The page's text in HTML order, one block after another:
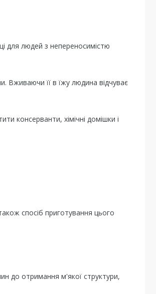
для людей з непереносимістю
Вживаючи її в їжу людина відчуває
консерванти, хімічні домішки і
спосіб приготування цього
до отримання м'якої структури,